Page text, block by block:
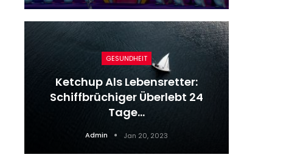
GESUNDHEIT
Ketchup Als Lebensretter:
Schiffbrüchiger Überlebt 24
Tage…
Admin Jan 20, 2023